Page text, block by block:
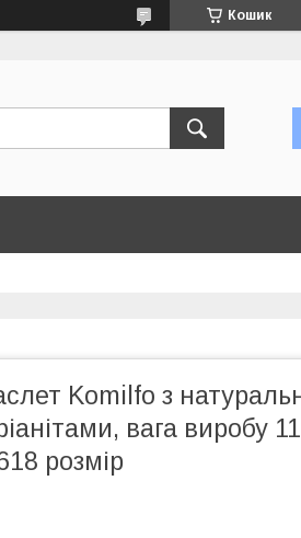
Кошик
Komilfo з
вага виробу
розмір